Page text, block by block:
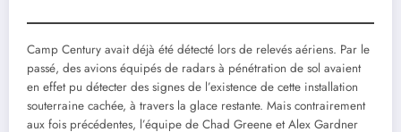
Camp Century avait déjà été détecté lors de relevés aériens. Par le
passé, des avions équipés de radars à pénétration de sol avaient
en effet pu détecter des signes de l’existence de cette installation
souterraine cachée, à travers la glace restante. Mais contrairement
aux fois précédentes, l’équipe de Chad Greene et Alex Gardner